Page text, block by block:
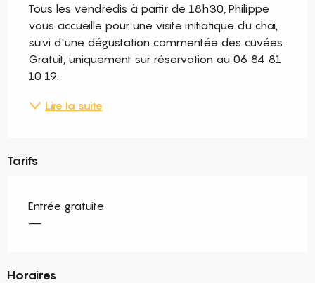
Tous les vendredis à partir de 18h30, Philippe
vous accueille pour une visite initiatique du chai,
suivi d'une dégustation commentée des cuvées.
Gratuit, uniquement sur réservation au 06 84 81
10 19.
Lire la suite
Tarifs
Entrée gratuite
—
Horaires